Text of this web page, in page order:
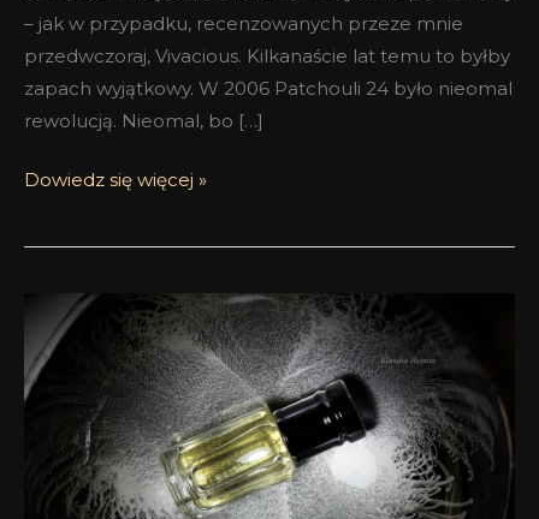
– jak w przypadku, recenzowanych przeze mnie
przedwczoraj, Vivacious. Kilkanaście lat temu to byłby
zapach wyjątkowy. W 2006 Patchouli 24 było nieomal
rewolucją. Nieomal, bo […]
Dowiedz się więcej »
jest
Olivier
[czyli
Złoto]
Aram